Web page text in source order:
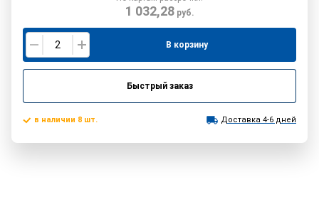
1 032,28руб.
В корзину
Быстрый заказ
в наличии 8 шт. Доставка 4-6 дней